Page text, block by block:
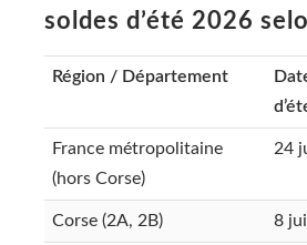
soldes d’été 2026
Région / Département
France métropolitaine
(hors Corse)
24
Corse (2A, 2B) 8